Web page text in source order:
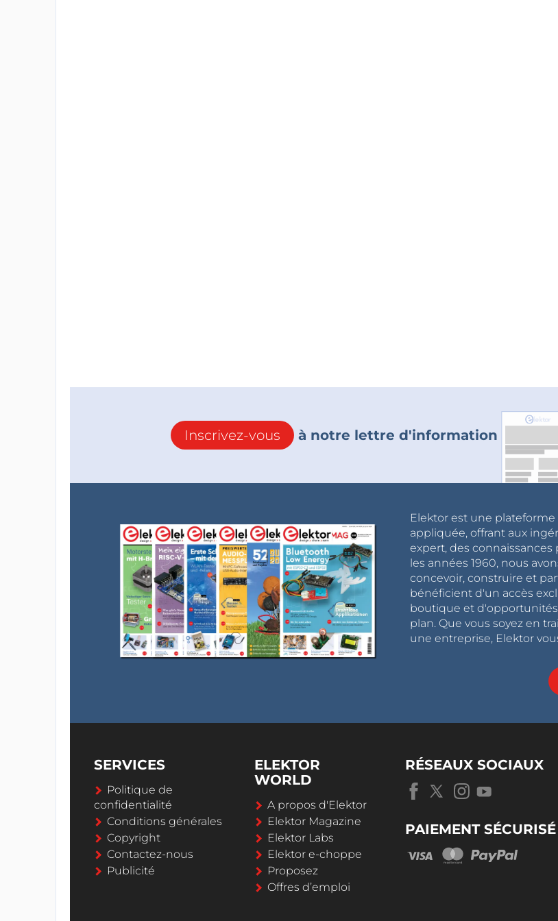
Inscrivez-vous à notre lettre d'information
Elektor est une
appliquée, offrant aux
expert, des
les années 1960, nous
concevoir, construire et
bénéficient d'un accès
boutique et
plan. Que vous soyez en
une entreprise, Elektor
SERVICES
Politique de
confidentialité
Conditions générales
Copyright
Contactez-nous
Publicité
ELEKTOR
WORLD
A propos d'Elektor
Elektor Magazine
Elektor Labs
Elektor e-choppe
Proposez
Offres d’emploi
RÉSEAUX SOCIAUX
PAIEMENT SÉCURISÉ